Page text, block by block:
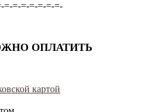
=-=-=-=-=-=-=-
ОПЛАТИТЬ
картой